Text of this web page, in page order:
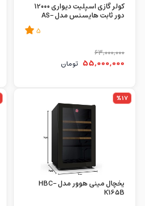
کولر گازی اسپلیت دیواری 12000
دور ثابت هایسنس مدل AS-
5
63,000,000
55,000,000 تومان
%17
یخچال مینی هوور مدل HBC-
K165B